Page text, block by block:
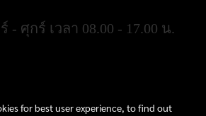
- ศุกร์ เวลา 08.00 - 17.00 น.
for best user experience, to find out